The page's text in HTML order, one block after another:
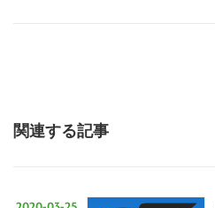
関連する記事